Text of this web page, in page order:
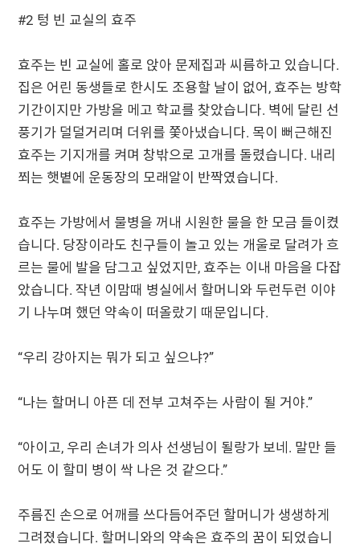
#2 텅 빈 교실의 효주
효주는 빈 교실에 홀로 앉아 문제집과 씨름하고 있습니다.
집은 어린 동생들로 한시도 조용할 날이 없어, 효주는 방학
기간이지만 가방을 메고 학교를 찾았습니다. 벽에 달린 선
풍기가 덜덜거리며 더위를 쫓아냈습니다. 목이 뻐근해진
효주는 기지개를 켜며 창밖으로 고개를 돌렸습니다. 내리
쬐는 햇볕에 운동장의 모래알이 반짝였습니다.
효주는 가방에서 물병을 꺼내 시원한 물을 한 모금 들이켰
습니다. 당장이라도 친구들이 놀고 있는 개울로 달려가 흐
르는 물에 발을 담그고 싶었지만, 효주는 이내 마음을 다잡
았습니다. 작년 이맘때 병실에서 할머니와 두런두런 이야
기 나누며 했던 약속이 떠올랐기 때문입니다.
“우리 강아지는 뭐가 되고 싶으냐?”
“나는 할머니 아픈 데 전부 고쳐주는 사람이 될 거야.”
“아이고, 우리 손녀가 의사 선생님이 될랑가 보네. 말만 들
어도 이 할미 병이 싹 나은 것 같으다.”
주름진 손으로 어깨를 쓰다듬어주던 할머니가 생생하게
그려졌습니다. 할머니와의 약속은 효주의 꿈이 되었습니